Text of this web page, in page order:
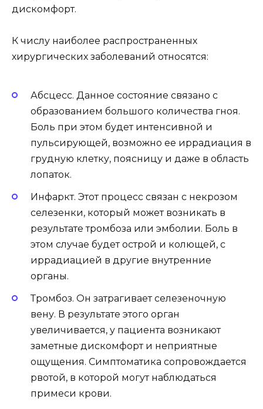
дискомфорт.
К числу наиболее распространенных
хирургических заболеваний относятся:
Абсцесс. Данное состояние связано с
образованием большого количества гноя.
Боль при этом будет интенсивной и
пульсирующей, возможно ее иррадиация в
грудную клетку, поясницу и даже в область
лопаток.
Инфаркт. Этот процесс связан с некрозом
селезенки, который может возникать в
результате тромбоза или эмболии. Боль в
этом случае будет острой и колющей, с
иррадиацией в другие внутренние
органы.
Тромбоз. Он затрагивает селезеночную
вену. В результате этого орган
увеличивается, у пациента возникают
заметные дискомфорт и неприятные
ощущения. Симптоматика сопровождается
рвотой, в которой могут наблюдаться
примеси крови.